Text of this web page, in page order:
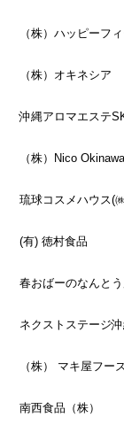
（株）ハッピーフ
（株）オキネシア
沖縄アロマエステ
（株）Nico Okinawa
琉球コスメハウス(
(有) 徳村食品
春おばーのなんと
ネクストステージ
（株） マキ屋フー
南西食品（株）